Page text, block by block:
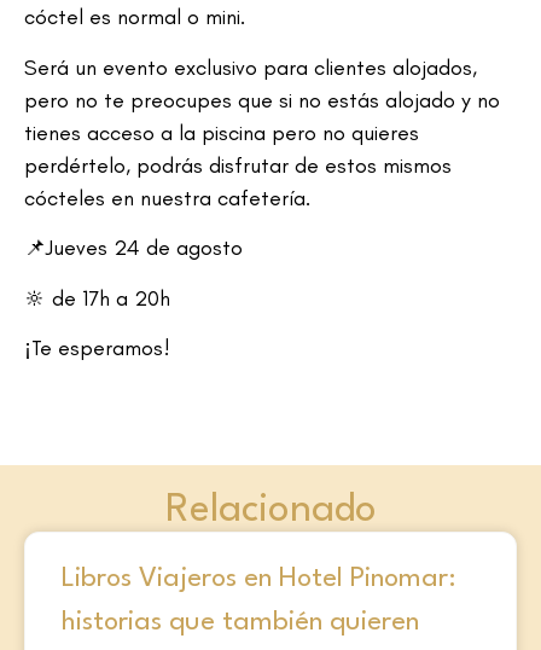
cóctel es normal o mini.
Será un evento exclusivo para clientes alojados,
pero no te preocupes que si no estás alojado y no
tienes acceso a la piscina pero no quieres
perdértelo, podrás disfrutar de estos mismos
cócteles en nuestra cafetería.
📌Jueves 24 de agosto
🔆 de 17h a 20h
¡Te esperamos!
Relacionado
Libros Viajeros en Hotel Pinomar:
historias que también quieren